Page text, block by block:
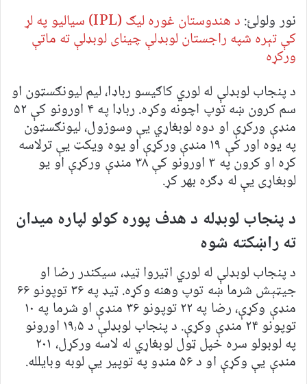
نور ولولئ:
د هندوستان غوره ليګ (IPL) سياليو په لړ
کې تېره شپه راجستان لوبډلې چينای لوبډلې ته ماتې
ورکړه
د پنجاب لوبډلې له لوري کاګيسو رباډا، ليم ليونګسټون او
سم کرون ښه توپ اچونه وکړه. رباډا په ۴ اورونو کې ۵۲
منډې ورکړې او دوه لوبغاړي يې وسوزول، ليونګسټون
په يوه اور کې ۱۹ منډې ورکړې او يوه ویکټ يې ترلاسه
کړه او کرون په ۳ اورونو کې ۳۸ منډې ورکړې او يو
لوبغاړی يې له ډګره بهر کړ.
د پنجاب لوبډله د هدف پوره کولو لپاره ميدان
ته راښکته شوه
د پنجاب لوبډلې له لوري اټيروا ټيډ، سيکندر رضا او
جيټېش شرما ښه توپ وهنه وکړه. ټيډ په ۳۶ توپونو ۶۶
منډې وکړې، رضا په ۲۲ توپونو ۳۶ منډې او شرما په ۱۰
توپونو ۲۴ منډې وکړې. د پنجاب لوبډلې د ۱۹٫۵ اورونو
په لوبولو سره خپل ټول لوبغاړي له لاسه ورکړل، ۲۰۱
منډې يې وکړې او د ۵۶ منډو په توپير يې لوبه وبايلله.